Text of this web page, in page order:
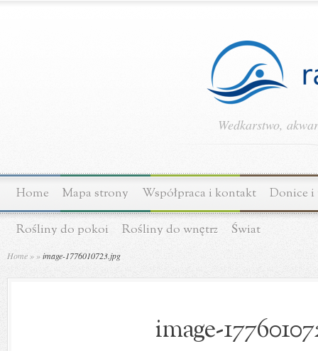
Wedkarstwo,
Home Mapa strony Współpraca i kontakt Donice i
Rośliny do pokoi Rośliny do wnętrz Świat
Home » »image-1776010723.jpg
image-